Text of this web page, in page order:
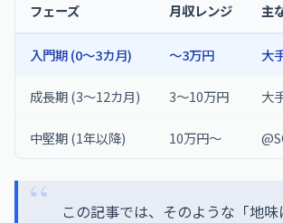
フェーズ 月収レンジ 主
入門期 (0〜3カ月) 〜3万円 大
成長期 (3〜12カ月) 3〜10万円 大
中堅期 (1年以降) 10万円〜
この記事では、そのような「地